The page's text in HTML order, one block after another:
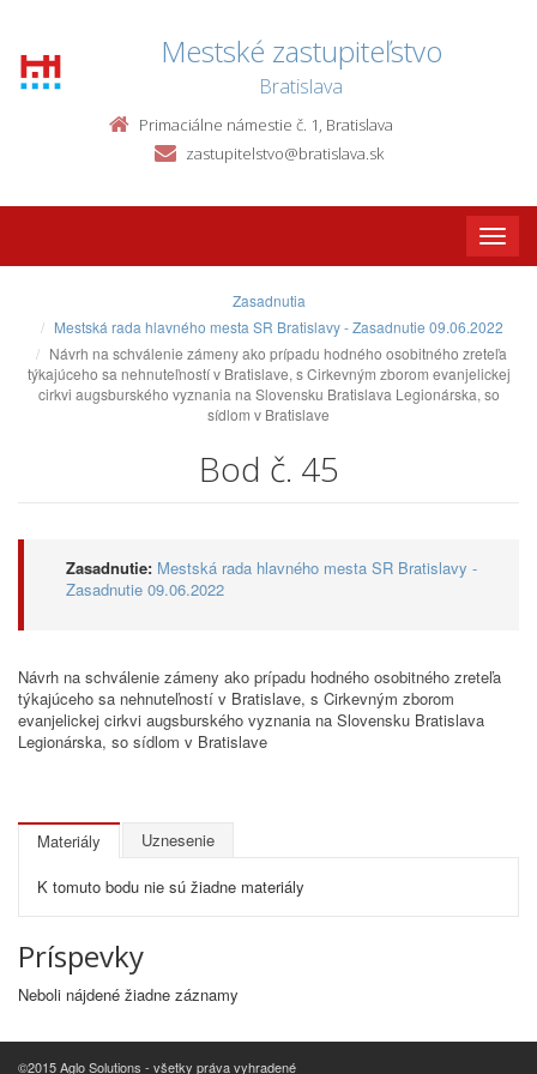
Mestské zastupiteľstvo
Bratislava
Primaciálne námestie č. 1, Bratislava
zastupitelstvo@bratislava.sk
Toggle
Zasadnutia
Mestská rada hlavného mesta SR Bratislavy - Zasadnutie 09.06.2022
Návrh na schválenie zámeny ako prípadu hodného osobitného zreteľa
týkajúceho sa nehnuteľností v Bratislave, s Cirkevným zborom evanjelickej
cirkvi augsburského vyznania na Slovensku Bratislava Legionárska, so
sídlom v Bratislave
Bod č. 45
Zasadnutie: Mestská rada hlavného mesta SR Bratislavy -
Zasadnutie 09.06.2022
Návrh na schválenie zámeny ako prípadu hodného osobitného zreteľa
týkajúceho sa nehnuteľností v Bratislave, s Cirkevným zborom
evanjelickej cirkvi augsburského vyznania na Slovensku Bratislava
Legionárska, so sídlom v Bratislave
Materiály Uznesenie
K tomuto bodu nie sú žiadne materiály
Príspevky
Neboli nájdené žiadne záznamy
©2015 Aglo Solutions - všetky práva vyhradené